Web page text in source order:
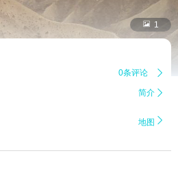
 1
0条评论 
简介 
地图 